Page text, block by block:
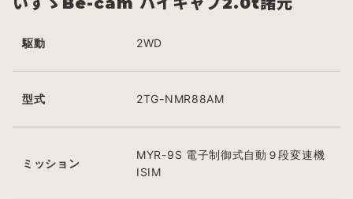
駆動 2WD
型式 2TG-NMR88AM
ミッション
MYR-9S 電子制御式自動９段変速機
ISIM